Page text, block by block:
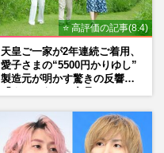
⭐ 高評価の記事(8.4)
天皇ご一家が2年連続ご着用、
愛子さまの“5500円かりゆし”
製造元が明かす驚きの反響